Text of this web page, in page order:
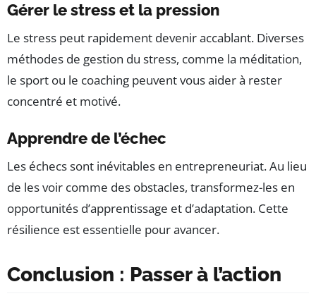
Gérer le stress et la pression
Le stress peut rapidement devenir accablant. Diverses
méthodes de gestion du stress, comme la méditation,
le sport ou le coaching peuvent vous aider à rester
concentré et motivé.
Apprendre de l’échec
Les échecs sont inévitables en entrepreneuriat. Au lieu
de les voir comme des obstacles, transformez-les en
opportunités d’apprentissage et d’adaptation. Cette
résilience est essentielle pour avancer.
Conclusion : Passer à l’action